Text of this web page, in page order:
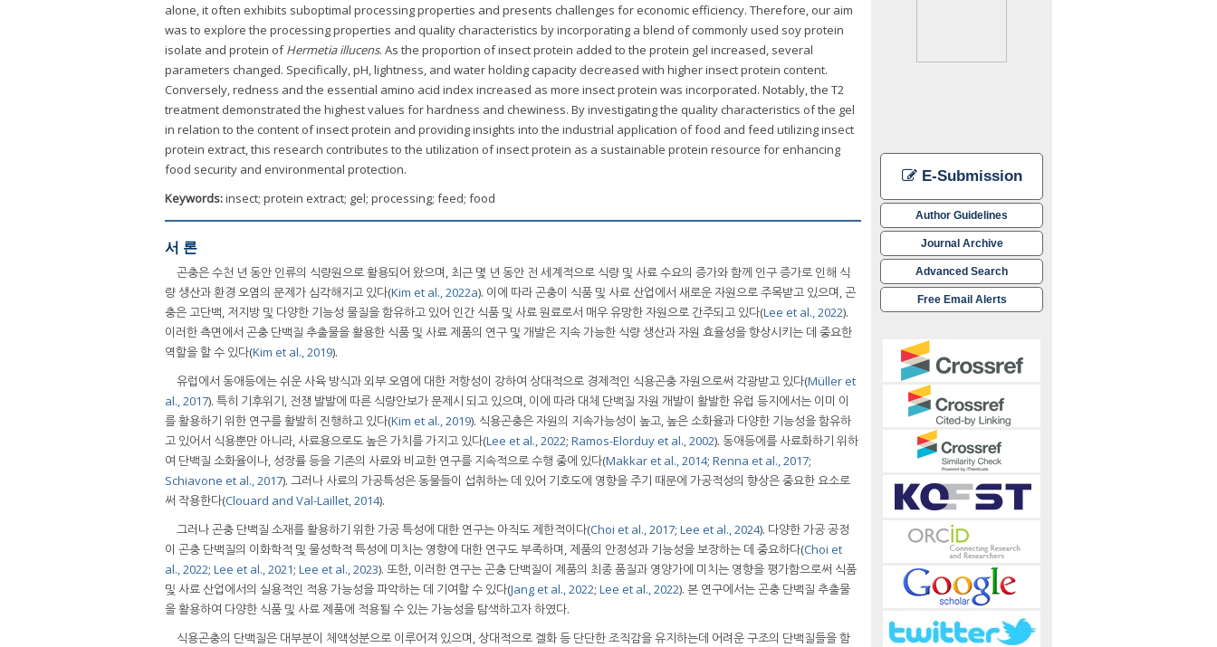
E-Submission
Author Guidelines
Journal Archive
Advanced Search
Free Email Alerts
alone, it often exhibits suboptimal processing properties and presents challenges for economic efficiency. Therefore, our aim
was to explore the processing properties and quality characteristics by incorporating a blend of commonly used soy protein
isolate and protein ofHermetia illucens. As the proportion of insect protein added to the protein gel increased, several
parameters changed. Specifically, pH, lightness, and water holding capacity decreased with higher insect protein content.
Conversely, redness and the essential amino acid index increased as more insect protein was incorporated. Notably, the T2
treatment demonstrated the highest values for hardness and chewiness. By investigating the quality characteristics of the gel
in relation to the content of insect protein and providing insights into the industrial application of food and feed utilizing insect
protein extract, this research contributes to the utilization of insect protein as a sustainable protein resource for enhancing
food security and environmental protection.
Keywords:insect; protein extract; gel; processing; feed; food
서 론
곤충은 수천 년 동안 인류의 식량원으로 활용되어 왔으며, 최근 몇 년 동안 전 세계적으로 식량 및 사료 수요의 증가와 함께 인구 증가로 인해 식
량 생산과 환경 오염의 문제가 심각해지고 있다(Kim et al., 2022a). 이에 따라 곤충이 식품 및 사료 산업에서 새로운 자원으로 주목받고 있으며, 곤
충은 고단백, 저지방 및 다양한 기능성 물질을 함유하고 있어 인간 식품 및 사료 원료로서 매우 유망한 자원으로 간주되고 있다(Lee et al., 2022).
이러한 측면에서 곤충 단백질 추출물을 활용한 식품 및 사료 제품의 연구 및 개발은 지속 가능한 식량 생산과 자원 효율성을 향상시키는 데 중요한
역할을 할 수 있다(Kim et al., 2019).
유럽에서 동애등에는 쉬운 사육 방식과 외부 오염에 대한 저항성이 강하여 상대적으로 경제적인 식용곤충 자원으로써 각광받고 있다(Müller et
al., 2017). 특히 기후위기, 전쟁 발발에 따른 식량안보가 문제시 되고 있으며, 이에 따라 대체 단백질 자원 개발이 활발한 유럽 등지에서는 이미 이
를 활용하기 위한 연구를 활발히 진행하고 있다(Kim et al., 2019). 식용곤충은 자원의 지속가능성이 높고, 높은 소화율과 다양한 기능성을 함유하
고 있어서 식용뿐만 아니라, 사료용으로도 높은 가치를 가지고 있다(Lee et al., 2022; Ramos-Elorduy et al., 2002). 동애등에를 사료화하기 위하
여 단백질 소화율이나, 성장률 등을 기존의 사료와 비교한 연구를 지속적으로 수행 중에 있다(Makkar et al., 2014; Renna et al., 2017;
Schiavone et al., 2017). 그러나 사료의 가공특성은 동물들이 섭취하는 데 있어 기호도에 영향을 주기 때문에 가공적성의 향상은 중요한 요소로
써 작용한다(Clouard and Val-Laillet, 2014).
그러나 곤충 단백질 소재를 활용하기 위한 가공 특성에 대한 연구는 아직도 제한적이다(Choi et al., 2017; Lee et al., 2024). 다양한 가공 공정
이 곤충 단백질의 이화학적 및 물성학적 특성에 미치는 영향에 대한 연구도 부족하며, 제품의 안정성과 기능성을 보장하는 데 중요하다(Choi et
al., 2022; Lee et al., 2021; Lee et al., 2023). 또한, 이러한 연구는 곤충 단백질이 제품의 최종 품질과 영양가에 미치는 영향을 평가함으로써 식품
및 사료 산업에서의 실용적인 적용 가능성을 파악하는 데 기여할 수 있다(Jang et al., 2022; Lee et al., 2022). 본 연구에서는 곤충 단백질 추출물
을 활용하여 다양한 식품 및 사료 제품에 적용될 수 있는 가능성을 탐색하고자 하였다.
식용곤충의 단백질은 대부분이 체액성분으로 이루어져 있으며, 상대적으로 겔화 등 단단한 조직감을 유지하는데 어려운 구조의 단백질들을 함